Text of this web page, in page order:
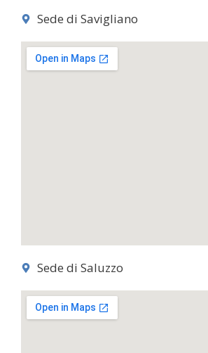
Sede di Savigliano
Sede di Saluzzo